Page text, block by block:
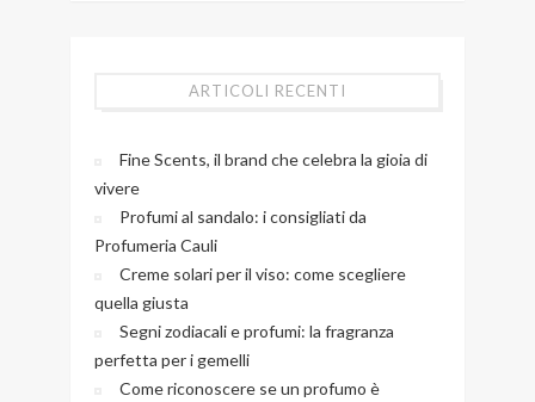
ARTICOLI RECENTI
Fine Scents, il brand che celebra la gioia di
vivere
Profumi al sandalo: i consigliati da
Profumeria Cauli
Creme solari per il viso: come scegliere
quella giusta
Segni zodiacali e profumi: la fragranza
perfetta per i gemelli
Come riconoscere se un profumo è